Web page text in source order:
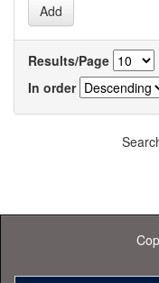
Results/Page
In order